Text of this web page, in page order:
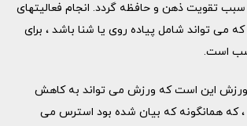
تقویت ذهن و حافظه گردد. انجام فعالیتهای
می تواند شامل پیاده روی یا شنا باشد ، برای
است.
ورزش این است که ورزش می تواند به کاهش
که همانگونه که بیان شده بود استرس می